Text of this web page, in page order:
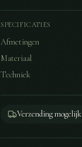
SPECIFICATIES
Afmetingen
Materiaal
Techniek
Verzending mogelijk